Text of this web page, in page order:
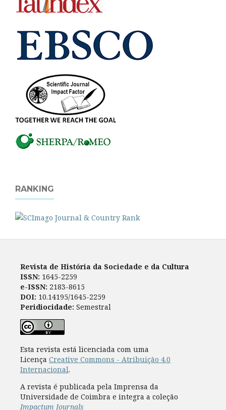
RANKING
Revista de História da Sociedade e da Cultura
ISSN: 1645-2259
e-ISSN: 2183-8615
DOI: 10.14195/1645-2259
Peridiocidade: Semestral
Esta revista está licenciada com uma
Licença Creative Commons - Atribuição 4.0
Internacional.
A revista é publicada pela Imprensa da
Universidade de Coimbra e integra a coleção
Impactum Journals